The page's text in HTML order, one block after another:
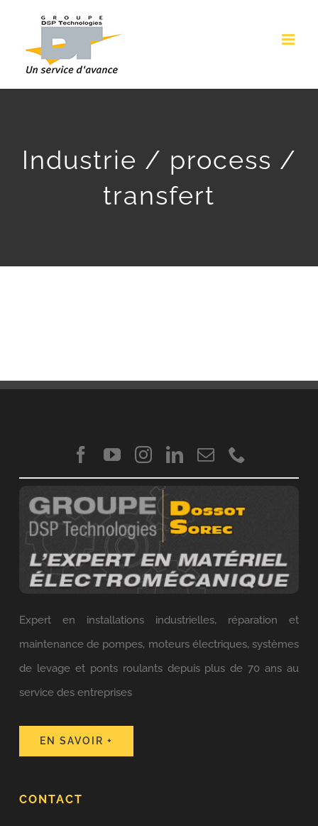
contenu
Industrie / process /
transfert
Expert en installations industrielles, réparation et
maintenance de pompes, moteurs électriques, systèmes
de levage et ponts roulants depuis plus de 70 ans au
service des entreprises
EN SAVOIR +
CONTACT